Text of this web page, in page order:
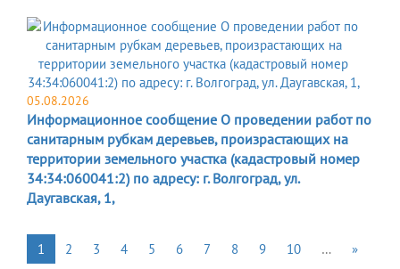
05.08.2026
Информационное сообщение О проведении работ по
санитарным рубкам деревьев, произрастающих на
территории земельного участка (кадастровый номер
34:34:060041:2) по адресу: г. Волгоград, ул.
Даугавская, 1,
1 2 3 4 5 6 7 8 9 10 …
»